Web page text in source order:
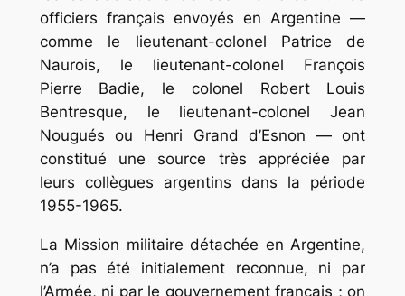
officiers français envoyés en Argentine —
comme le lieutenant-colonel Patrice de
Naurois, le lieutenant-colonel François
Pierre Badie, le colonel Robert Louis
Bentresque, le lieutenant-colonel Jean
Nougués ou Henri Grand d’Esnon — ont
constitué une source très appréciée par
leurs collègues argentins dans la période
1955-1965.
La Mission militaire détachée en Argentine,
n’a pas été initialement reconnue, ni par
l’Armée, ni par le gouvernement français ; on